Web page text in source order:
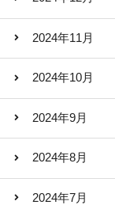
2024年11月
2024年10月
2024年9月
2024年8月
2024年7月